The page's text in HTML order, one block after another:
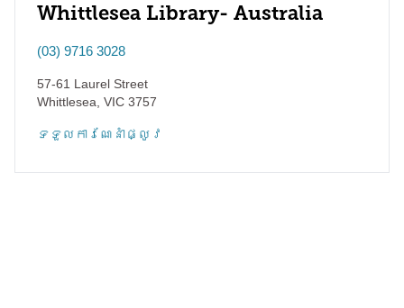
Whittlesea Library- Australia
(03) 9716 3028
57-61 Laurel Street
Whittlesea VIC 3757
ទទួល​ការណែនាំ​ផ្លូវ